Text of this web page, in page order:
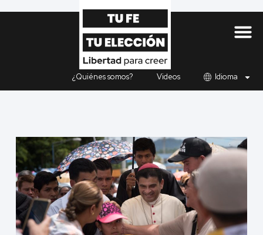
¿Quiénes somos? Videos Idioma